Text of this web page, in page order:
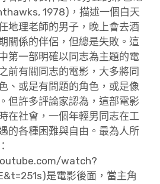
1978)，描述一個白天
地理老師的男子，晚上會去酒
關係的伴侶，但總是失敗。這
第一部明確以同志為主題的電
前有關同志的電影，大多將同
、或是有問題的角色，或是像
但許多評論家認為，這部電影
在社會，一個年輕男同志在工
的各種困難與自由。最為人所
watch?
是電影後面，當主角